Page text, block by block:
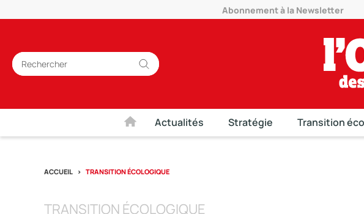
Abonnement à la Newsletter
Actualités Stratégie Transition
ACCUEIL TRANSITION ÉCOLOGIQUE
TRANSITION ÉCOLOGIQUE